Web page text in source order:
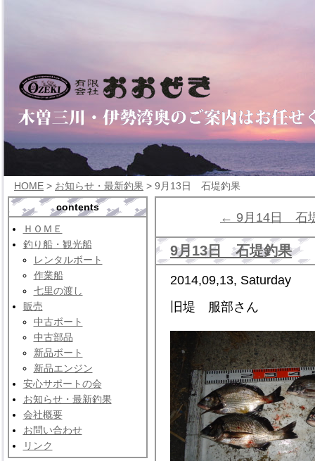
HOME > お知らせ・最新釣果 > 9月13日 石堤釣果
contents
ＨＯＭＥ
釣り船・観光船
レンタルボート
作業船
七里の渡し
販売
中古ボート
中古部品
新品ボート
新品エンジン
安心サポートの会
お知らせ・最新釣果
会社概要
お問い合わせ
リンク
← 9月14日 石
9月13日 石堤釣果
2014,09,13, Saturday
旧堤 服部さん